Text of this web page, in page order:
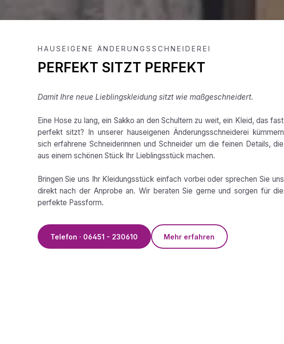
HAUSEIGENE ÄNDERUNGSSCHNEIDEREI
PERFEKT SITZT PERFEKT
Damit Ihre neue Lieblingskleidung sitzt wie maßgeschneidert.
Eine Hose zu lang, ein Sakko an den Schultern zu weit, ein Kleid, das fast
perfekt sitzt? In unserer hauseigenen Änderungsschneiderei kümmern
sich erfahrene Schneiderinnen und Schneider um die feinen Details, die
aus einem schönen Stück Ihr Lieblingsstück machen.
Bringen Sie uns Ihr Kleidungsstück einfach vorbei oder sprechen Sie uns
direkt nach der Anprobe an. Wir beraten Sie gerne und sorgen für die
perfekte Passform.
Telefon · 06451 - 230610 Mehr erfahren